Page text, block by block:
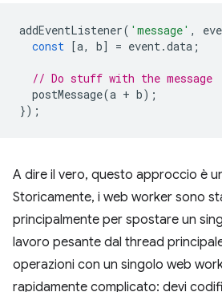
addEventListener( 'message' ,
const [a, b] = event.data ;
// Do stuff with the message
postMessage(a + b);
});
A dire il vero, questo approccio è
Storicamente, i web worker sono
principalmente per spostare un
lavoro pesante dal thread
operazioni con un singolo web
rapidamente complicato: devi